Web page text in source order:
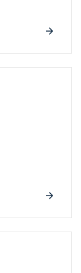
arrow_forward
arrow_forward